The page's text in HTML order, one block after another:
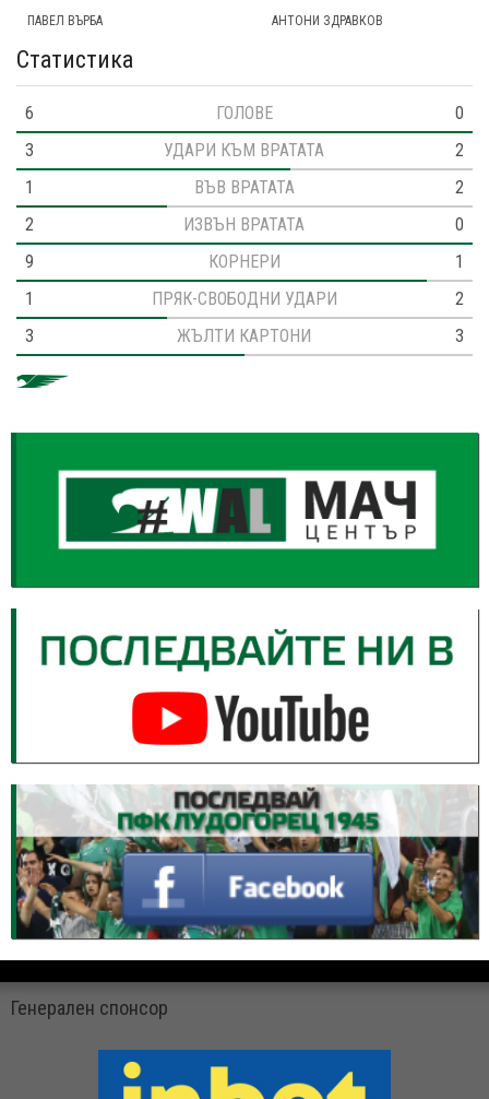
ПАВЕЛ ВЪРБА AНТОНИ ЗДРАВКОВ
Статистика
6 ГОЛОВЕ
0
3
УДАРИ КЪМ ВРАТАТА
2
1
ВЪВ ВРАТАТА
2
2
ИЗВЪН ВРАТАТА
0
9
КОРНЕРИ
1
1
ПРЯК-СВОБОДНИ УДАРИ
2
3
ЖЪЛТИ КАРТОНИ 3
Генерален спонсор